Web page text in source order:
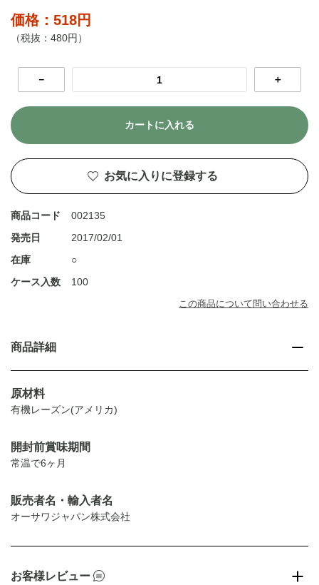
価格：518円
（税抜：480円）
－ ＋
カートに入れる
お気に入りに登録する
商品コード
002135
発売日
2017/02/01
在庫
○
ケース入数
100
この商品について問い合わせる
商品詳細
原材料
有機レーズン(アメリカ)
開封前賞味期間
常温で6ヶ月
販売者名・輸入者名
オーサワジャパン株式会社
お客様レビュー